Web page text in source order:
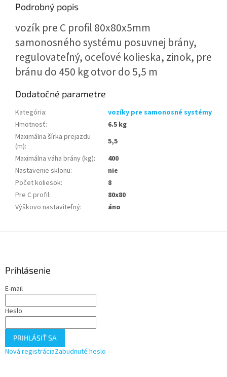
Podrobný popis
vozík pre C profil 80x80x5mm
samonosného systému posuvnej brány,
regulovateľný, oceľové kolieska, zinok, pre
bránu do 450 kg otvor do 5,5 m
Dodatočné parametre
Kategória:
vozíky pre samonosné systémy
Hmotnosť:
6.5 kg
Maximálna šírka prejazdu
(m):
5,5
Maximálna váha brány (kg):
400
Nastavenie sklonu:
nie
Počet koliesok:
8
Pre C profil:
80x80
Výškovo nastaviteľný: áno
Prihlásenie
E-mail
Heslo
PRIHLÁSIŤ SA
Nová registráciaZabudnuté heslo